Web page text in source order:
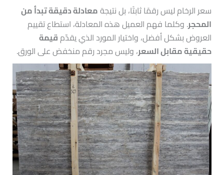
سعر الرخام ليس رقمًا ثابتًا، بل نتيجةمعادلة دقيقة تبدأ من
المحجر. وكلما فهم العميل هذه المعادلة، استطاع تقييم
العروض بشكل أفضل، واختيار المورد الذي يقدّمقيمة
حقيقية مقابل السعر، وليس مجرد رقم منخفض على الورق.